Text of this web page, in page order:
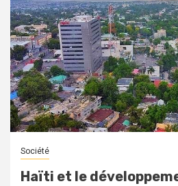
Société
Haïti et le